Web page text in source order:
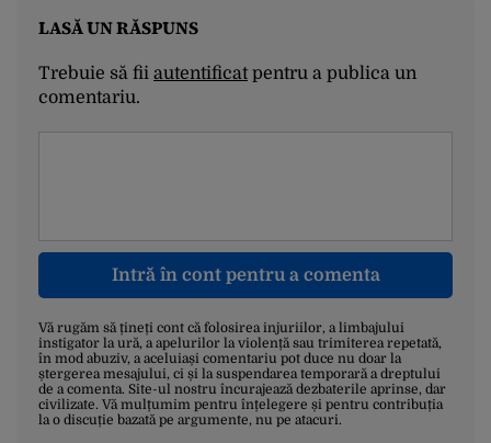
LASĂ UN RĂSPUNS
Trebuie să fii autentificatpentru a publica un
comentariu.
Intră în cont pentru a comenta
Vă rugăm să țineți cont că folosirea injuriilor, a limbajului
instigator la ură, a apelurilor la violență sau trimiterea repetată,
în mod abuziv, a aceluiași comentariu pot duce nu doar la
ștergerea mesajului, ci și la suspendarea temporară a dreptului
de a comenta. Site-ul nostru încurajează dezbaterile aprinse, dar
civilizate. Vă mulțumim pentru înțelegere și pentru contribuția
la o discuție bazată pe argumente, nu pe atacuri.